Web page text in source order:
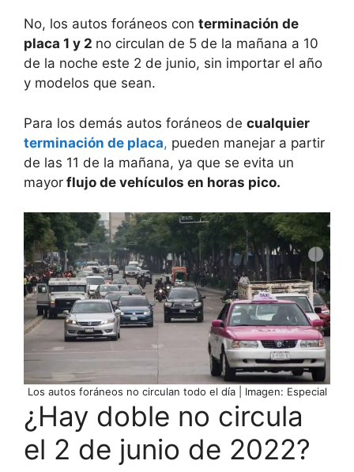
No, los autos foráneos con terminación de
placa 1 y 2 no circulan de 5 de la mañana a 10
de la noche este 2 de junio, sin importar el año
y modelos que sean.
Para los demás autos foráneos de cualquier
terminación de placa, pueden manejar a partir
de las 11 de la mañana, ya que se evita un
mayor flujo de vehículos en horas pico.
Los autos foráneos no circulan todo el día | Imagen: Especial
¿Hay doble no circula
el 2 de junio de 2022?